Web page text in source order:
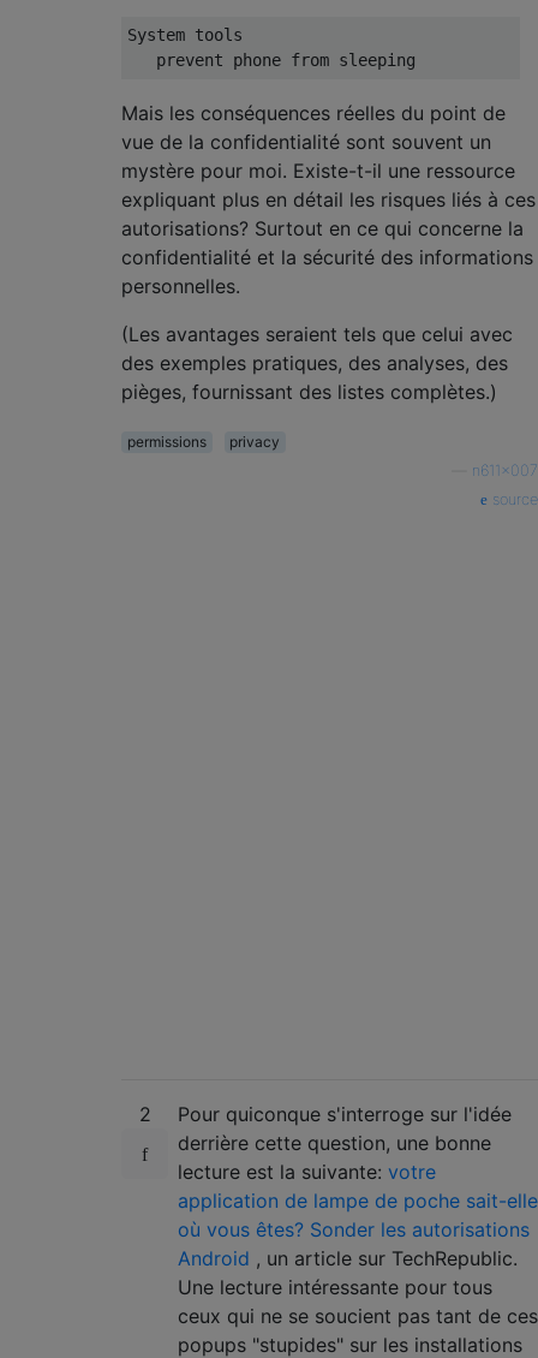
System tools
Mais les conséquences réelles du point de
vue de la confidentialité sont souvent un
mystère pour moi. Existe-t-il une ressource
expliquant plus en détail les risques liés à ces
autorisations? Surtout en ce qui concerne la
confidentialité et la sécurité des informations
personnelles.
(Les avantages seraient tels que celui avec
des exemples pratiques, des analyses, des
pièges, fournissant des listes complètes.)
permissions
privacy
n611x007
source
2
Pour quiconque s'interroge sur l'idée
derrière cette question, une bonne
lecture est la suivante: votre
application de lampe de poche sait-elle
où vous êtes? Sonder les autorisations
Android , un article sur TechRepublic.
Une lecture intéressante pour tous
ceux qui ne se soucient pas tant de ces
popups "stupides" sur les installations